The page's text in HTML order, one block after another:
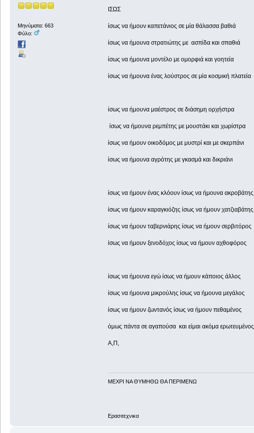
Μηνύματα: 663
Φύλο:
ΙΣΩΣ
ίσως να ήμουν καπετάνιος σε μία θάλασσα βαθιά
ίσως να ήμουνα στρατιώτης με ασπίδα και σπαθιά
ίσως να ήμουνα μοντέλο με ομορφιά και γοητεία
ίσως να ήμουνα ένας λούστρος σε μία κοσμική πλατεία
ίσως να ήμουνα μαέστρος σε διάσημη ορχήστρα
ίσως να ήμουνα ρεμπέτης με μουστάκι και χωρίστρα
ίσως να ήμουν οικοδόμος με μυστρί και με σκερπάνι
ίσως να ήμουνα αγρότης με γκασμά και δικριάνι
ίσως να ήμουν ένας κλόουν ίσως να ήμουνα ακροβάτης
ίσως να ήμουν καραγκιόζης ίσως να ήμουν χατζιαβάτης
ίσως να ήμουν ταβερνιάρης ίσως να ήμουν σερβιτόρος
ίσως να ήμουν ξενοδόχος ίσως να ήμουν αχθοφόρος
ίσως να ήμουνα εγώ ίσως να ήμουν κάποιος άλλος
ίσως να ήμουνα μικρούλης ίσως να ήμουνα μεγάλος
ίσως να ήμουν ζωντανός ίσως να ήμουν πεθαμένος
όμως πάντα σε αγαπούσα και είμαι ακόμα ερωτευμένος
Α,Π,
ΜΕΧΡΙ ΝΑ ΘΥΜHΘΩ ΘΑ ΠΕΡΙΜΕΝΩ
Ερασιτεχνικα